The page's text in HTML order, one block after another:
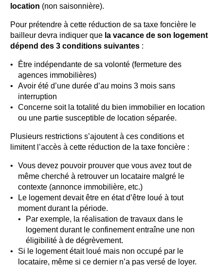
location (non saisonnière).
Pour prétendre à cette réduction de sa taxe foncière le
bailleur devra indiquer que la vacance de son logement
dépend des 3 conditions suivantes :
Être indépendante de sa volonté (fermeture des
agences immobilières)
Avoir été d’une durée d’au moins 3 mois sans
interruption
Concerne soit la totalité du bien immobilier en location
ou une partie susceptible de location séparée.
Plusieurs restrictions s’ajoutent à ces conditions et
limitent l’accès à cette réduction de la taxe foncière :
Vous devez pouvoir prouver que vous avez tout de
même cherché à retrouver un locataire malgré le
contexte (annonce immobilière, etc.)
Le logement devait être en état d’être loué à tout
moment durant la période.
Par exemple, la réalisation de travaux dans le
logement durant le confinement entraîne une non
éligibilité à de dégrèvement.
Si le logement était loué mais non occupé par le
locataire, même si ce dernier n’a pas versé de loyer.